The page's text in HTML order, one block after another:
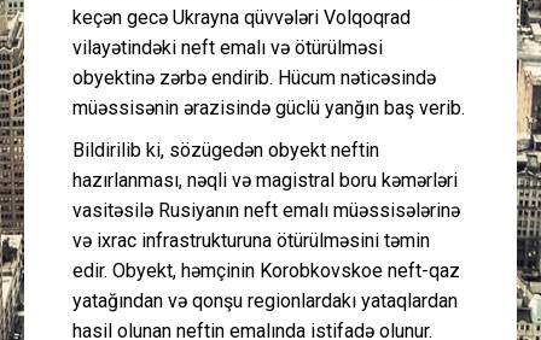
keçən gecə Ukrayna qüvvələri Volqoqrad
vilayətindəki neft emalı və ötürülməsi
obyektinə zərbə endirib. Hücum nəticəsində
müəssisənin ərazisində güclü yanğın baş verib.
Bildirilib ki, sözügedən obyekt neftin
hazırlanması, nəqli və magistral boru kəmərləri
vasitəsilə Rusiyanın neft emalı müəssisələrinə
və ixrac infrastrukturuna ötürülməsini təmin
edir. Obyekt, həmçinin Korobkovskoe neft-qaz
yatağından və qonşu regionlardakı yataqlardan
hasil olunan neftin emalında istifadə olunur.